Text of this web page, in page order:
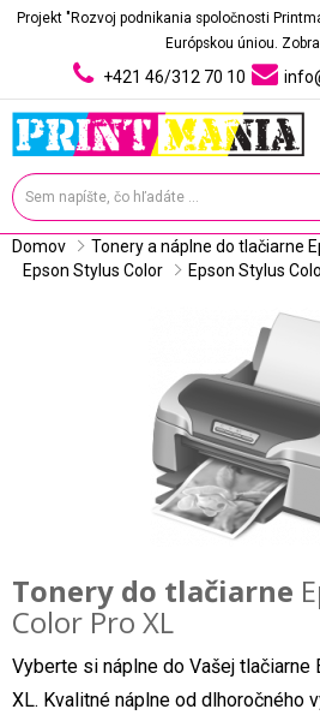
Projekt "Rozvoj podnikania spoločnosti
Európskou úniou.
+421 46/312 70 10
Domov
Tonery a náplne do tlačiarne
Epson Stylus Color
Epson Stylus
Tonery do tlačiarne
Color Pro XL
Vyberte si náplne do Vašej tlačiarne
XL. Kvalitné náplne od dlhoročného